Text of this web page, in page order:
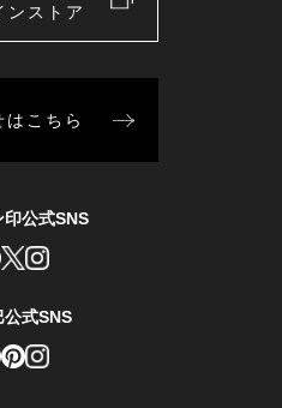
ンストア
はこちら
印公式SNS
公式SNS